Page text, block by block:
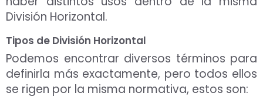
División Horizontal.
Tipos de División Horizontal
Podemos encontrar diversos términos para
definirla más exactamente, pero todos ellos
se rigen por la misma normativa, estos son: